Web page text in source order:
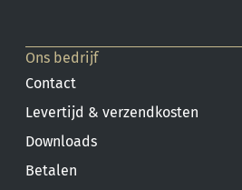
Ons bedrijf
Contact
Levertijd & verzendkosten
Downloads
Betalen